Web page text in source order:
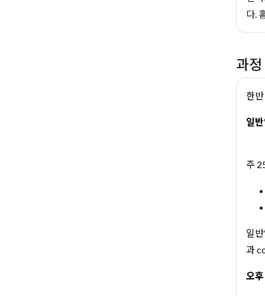
다.
과정
한
일
주
일
과
오